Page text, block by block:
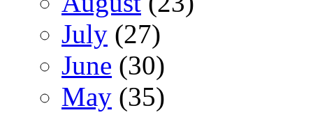
July (27)
June (30)
May (35)